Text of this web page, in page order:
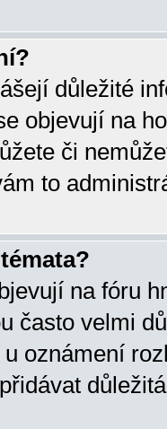
důležité
objevují na
či
to
na fóru
často velmi
oznámení